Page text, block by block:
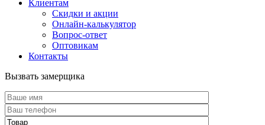
Клиентам
Скидки и акции
Онлайн-калькулятор
Вопрос-ответ
Оптовикам
Контакты
Вызвать замерщика